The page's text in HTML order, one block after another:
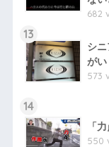
682
13
シ
がい
573
14
「
550